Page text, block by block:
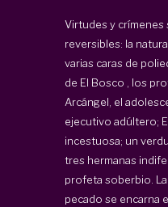
Virtudes y crímenes
reversibles: la
varias caras de
de El Bosco , los
Arcángel, el
ejecutivo adúltero;
incestuosa; un
tres hermanas
profeta soberbio.
pecado se encarna